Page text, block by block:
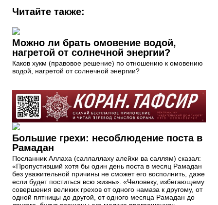
Читайте также:
Можно ли брать омовение водой,
нагретой от солнечной энергии?
Каков хукм (правовое решение) по отношению к омовению
водой, нагретой от солнечной энергии?
Большие грехи: несоблюдение поста в
Рамадан
Посланник Аллаха (саллаллаху алейхи ва саллям) сказал:
«Пропустивший хотя бы один день поста в месяц Рамадан
без уважительной причины не сможет его восполнить, даже
если будет поститься всю жизнь». «Человеку, избегающему
совершения великих грехов от одного намаза к другому, от
одной пятницы до другой, от одного месяца Рамадан до